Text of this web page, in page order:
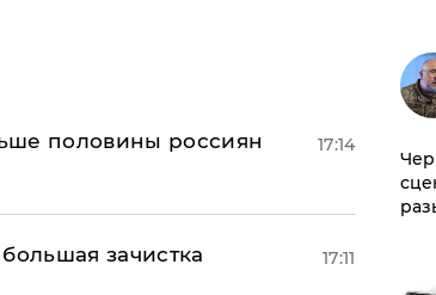
половины россиян
17:14
зачистка
17:11